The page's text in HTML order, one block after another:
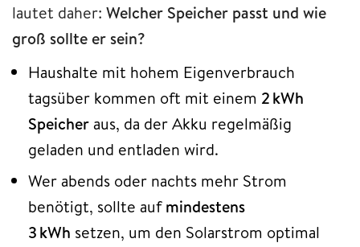
lautet daher: Welcher Speicher passt und wie
groß sollte er sein?
Haushalte mit hohem Eigenverbrauch
tagsüber kommen oft mit einem 2 kWh
Speicher aus, da der Akku regelmäßig
geladen und entladen wird.
Wer abends oder nachts mehr Strom
benötigt, sollte aufmindestens
3 kWh setzen, um den Solarstrom optimal